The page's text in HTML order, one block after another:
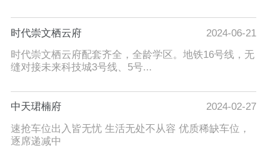
时代崇文栖云府
2024-06-21
时代崇文栖云府配套齐全，全龄学区。地铁16号线，无
缝对接未来科技城3号线、5号...
中天珺楠府
2024-02-27
速抢车位出入皆无忧 生活无处不从容 优质稀缺车位，
逐席递减中